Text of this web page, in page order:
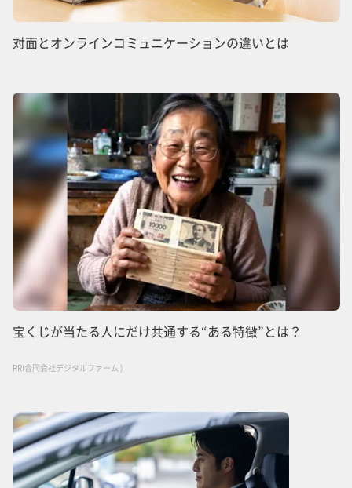
対面とオンラインコミュニケーションの違いとは
宝くじが当たる人にだけ共通する“ある特徴”とは？
PR(合同会社デジタルファーム )